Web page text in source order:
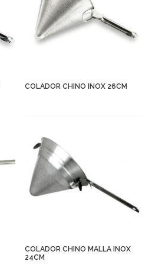
COLADOR CHINO INOX 26CM
COLADOR CHINO MALLA INOX
24CM